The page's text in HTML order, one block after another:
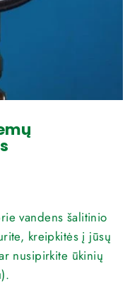
vandens šalitinio
kreipkitės į jūsų
nusipirkite ūkinių